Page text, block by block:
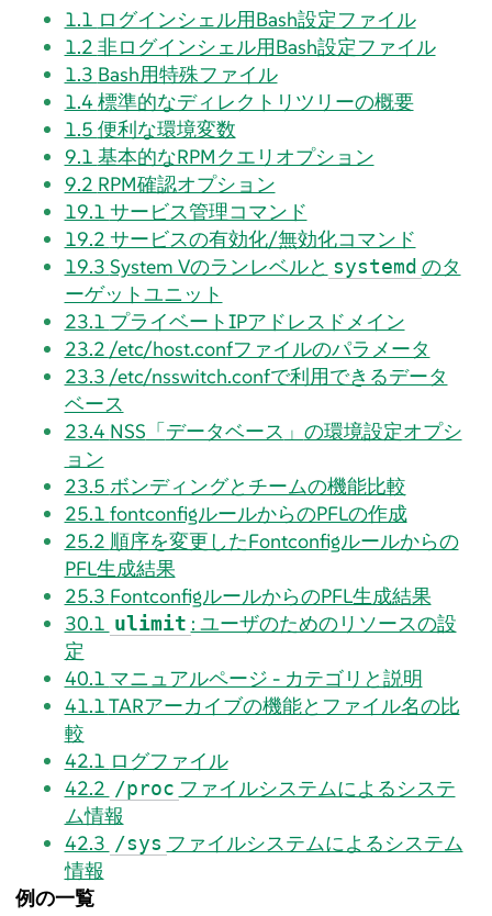
1.1 ログインシェル用Bash設定ファイル
1.2 非ログインシェル用Bash設定ファイル
1.3 Bash用特殊ファイル
1.4標準的なディレクトリツリーの概要
1.5 便利な環境変数
9.1 基本的なRPMクエリオプション
9.2 RPM確認オプション
19.1 サービス管理コマンド
19.2 サービスの有効化/無効化コマンド
19.3 System Vのランレベルと systemd のタ
ーゲットユニット
23.1 プライベートIPアドレスドメイン
23.2 /etc/host.confファイルのパラメータ
23.3 /etc/nsswitch.confで利用できるデータ
ベース
23.4 NSS 「データベース 」 の環境設定オプシ
ョン
23.5 ボンディングとチームの機能比較
25.1 fontconfigルールからのPFLの作成
25.2 順序を変更したFontconfigルールからの
PFL生成結果
25.3 FontconfigルールからのPFL生成結果
30.1 ulimit : ユーザのためのリソースの設
定
40.1 マニュアルページ - カテゴリと説明
41.1TARアーカイブの機能とファイル名の比
較
42.1 ログファイル
42.2 /proc ファイルシステムによるシステ
ム情報
42.3 /sys ファイルシステムによるシステム
情報
例の一覧